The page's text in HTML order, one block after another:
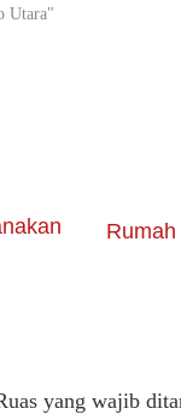
Utara"
yang wajib